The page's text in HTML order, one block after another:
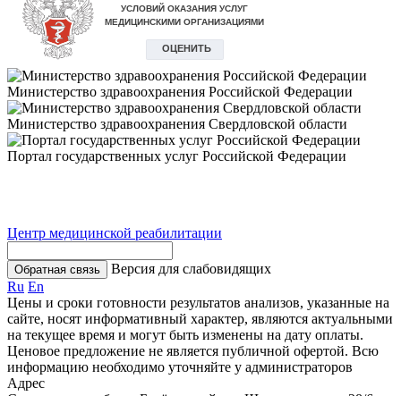
Министерство здравоохранения Российской Федерации
Министерство здравоохранения Свердловской области
Портал государственных услуг Российской Федерации
Центр медицинской реабилитации
Обратная связь
Версия для слабовидящих
Ru En
Цены и сроки готовности результатов анализов, указанные на
сайте, носят информативный характер, являются актуальными
на текущее время и могут быть изменены на дату оплаты.
Ценовое предложение не является публичной офертой. Всю
информацию необходимо уточняйте у администраторов
Адрес